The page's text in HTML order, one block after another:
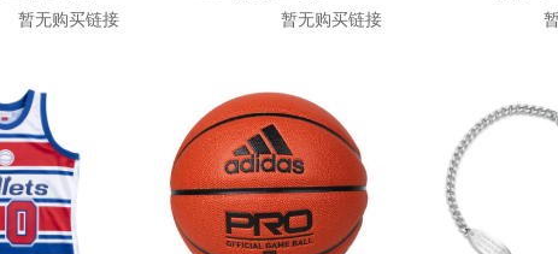
暂无购买链接 暂无购买链接